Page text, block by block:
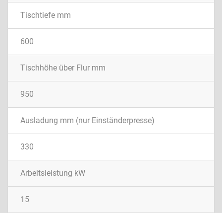
Tischtiefe mm
600
Tischhöhe über Flur mm
950
Ausladung mm (nur Einständerpresse)
330
Arbeitsleistung kW
15